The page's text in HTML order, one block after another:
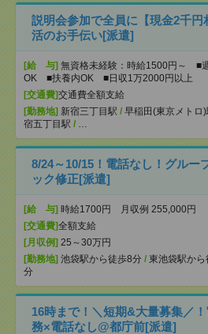
説明会参加で全員に【現金2千円
活のお手伝い[派遣]
[給 与] 無資格未経験：時給1500円～ ■
OK ■扶養内OK ■日収1万2000円以上
[交通費]交通費全額支給
[勤務地] 新宿三丁目駅 / 早稲田(東京メトロ)
宿五丁目駅 / …
8/24～10/15！電話なし！グルー
ック修正[派遣]
[給 与] 時給1700円 月収例 255,000円
[交通費]全額支給
[月収例] 25～30万円
[勤務地] 池袋駅から徒歩8分 / 東池袋駅か
分
16時まで！＼短期&大量募集／
務×電話なし@都庁前[派遣]